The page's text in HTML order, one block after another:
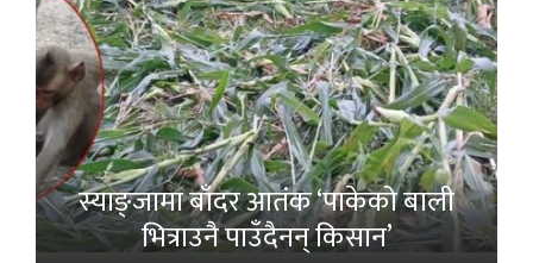
स्याङ्जामा बाँदर आतंक ‘पाकेको बाली
भित्राउनै पाउँदैनन् किसान’